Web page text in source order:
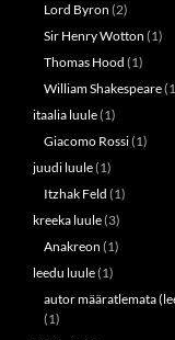
Lord Byron (2)
Sir Henry Wotton (1)
Thomas Hood (1)
William Shakespeare
itaalia luule(1)
Giacomo Rossi(1)
juudi luule(1)
Itzhak Feld (1)
kreeka luule(3)
Anakreon (1)
leedu luule(1)
autor määratlemata
(1)